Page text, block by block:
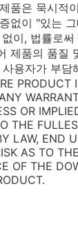
품은 묵시적
없이 "있는
이, 법률로
제품의 품질
용자가 부담
PRODUCT
OR
THE
LAW, END
AS TO
OF THE